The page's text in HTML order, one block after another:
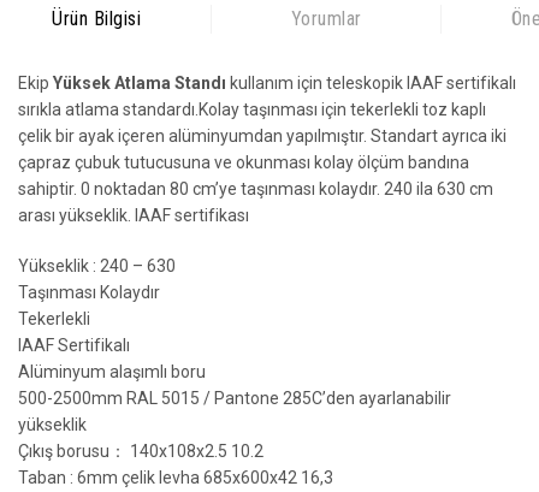
Ürün Bilgisi Yorumlar
Ekip Yüksek Atlama Standı kullanım için teleskopik IAAF sertifikalı
sırıkla atlama standardı.Kolay taşınması için tekerlekli toz kaplı
çelik bir ayak içeren alüminyumdan yapılmıştır. Standart ayrıca iki
çapraz çubuk tutucusuna ve okunması kolay ölçüm bandına
sahiptir. 0 noktadan 80 cm’ye taşınması kolaydır. 240 ila 630 cm
arası yükseklik. IAAF sertifikası
Yükseklik : 240 – 630
Taşınması Kolaydır
Tekerlekli
IAAF Sertifikalı
Alüminyum alaşımlı boru
500-2500mm RAL 5015 / Pantone 285C’den ayarlanabilir
yükseklik
Çıkış borusu： 140x108x2.5 10.2
Taban : 6mm çelik levha 685x600x42 16,3